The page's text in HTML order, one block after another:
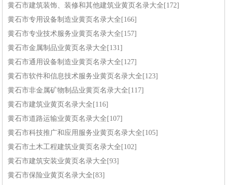
黄石市建筑装饰、装修和其他建筑业黄页名录大全[172]
黄石市专用设备制造业黄页名录大全[166]
黄石市专业技术服务业黄页名录大全[157]
黄石市金属制品业黄页名录大全[131]
黄石市通用设备制造业黄页名录大全[127]
黄石市软件和信息技术服务业黄页名录大全[123]
黄石市非金属矿物制品业黄页名录大全[117]
黄石市建筑业黄页名录大全[116]
黄石市道路运输业黄页名录大全[107]
黄石市科技推广和应用服务业黄页名录大全[105]
黄石市土木工程建筑业黄页名录大全[102]
黄石市建筑安装业黄页名录大全[93]
黄石市保险业黄页名录大全[83]